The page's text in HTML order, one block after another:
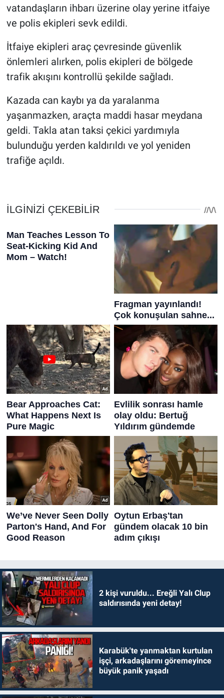
vatandaşların ihbarı üzerine olay yerine itfaiye
ve polis ekipleri sevk edildi.
İtfaiye ekipleri araç çevresinde güvenlik
önlemleri alırken, polis ekipleri de bölgede
trafik akışını kontrollü şekilde sağladı.
Kazada can kaybı ya da yaralanma
yaşanmazken, araçta maddi hasar meydana
geldi. Takla atan taksi çekici yardımıyla
bulunduğu yerden kaldırıldı ve yol yeniden
trafiğe açıldı.
2 kişi vuruldu... Ereğli Yalı Clup
saldırısında yeni detay!
Karabük'te yanmaktan kurtulan
işçi, arkadaşlarını göremeyince
büyük panik yaşadı